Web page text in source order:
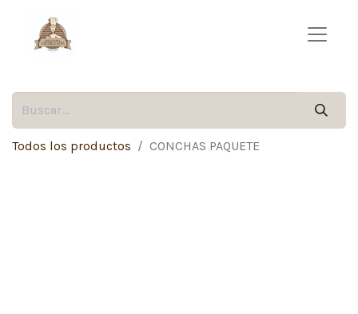
Todos los productos CONCHAS PAQUETE